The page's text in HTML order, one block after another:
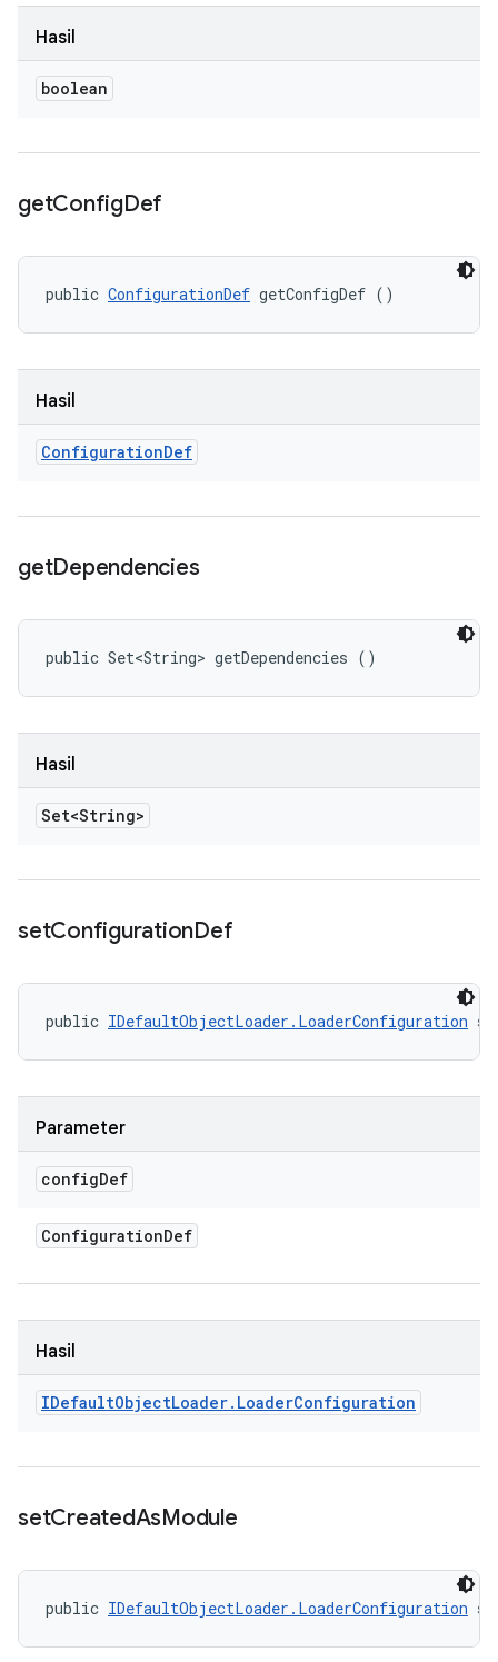
Hasil
boolean
getConfigDef
public ConfigurationDef getConfigDef ()
Hasil
ConfigurationDef
getDependencies
public Set<String> getDependencies ()
Hasil
Set<String>
setConfigurationDef
public IDefaultObjectLoader.LoaderConfiguration
Parameter
configDef
ConfigurationDef
Hasil
IDefaultObjectLoader. LoaderConfiguration
setCreatedAsModule
public IDefaultObjectLoader.LoaderConfiguration